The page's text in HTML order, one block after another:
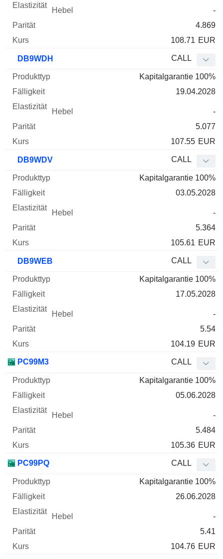
-
4.869
108.71 EUR
DB9WDH CALL
Kapitalgarantie 100%
19.04.2028
-
5.077
107.55 EUR
DB9WDV CALL
Kapitalgarantie 100%
03.05.2028
-
5.364
105.61 EUR
DB9WEB CALL
Kapitalgarantie 100%
17.05.2028
-
5.54
104.19 EUR
PC99M3 CALL
Kapitalgarantie 100%
05.06.2028
-
5.484
105.36 EUR
PC99PQ CALL
Kapitalgarantie 100%
26.06.2028
-
5.41
104.76 EUR